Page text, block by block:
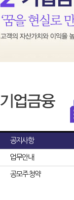
공지사항
업무안내
공모주 청약